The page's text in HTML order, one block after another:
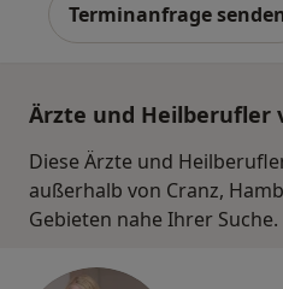
Terminanfrage
Ärzte und Heilberufler
Diese Ärzte und
außerhalb von Cranz,
Gebieten nahe Ihrer Suche.